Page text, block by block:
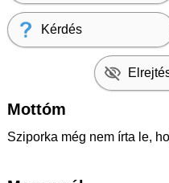
Kérdés
Mottóm
Sziporka még nem írta le,